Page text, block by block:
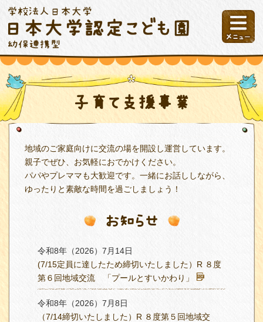
子育て支援事業
地域のご家庭向けに交流の場を開設し運営しています。
親子でぜひ、お気軽におでかけください。
パパやプレママも大歓迎です。一緒にお話ししながら、
ゆったりと素敵な時間を過ごしましょう！
お知らせ
令和8年（2026）7月14日
(7/15定員に達したため締切いたしました）R ８度
第６回地域交流 「プールとすいかわり」
令和8年（2026）7月8日
（7/14締切いたしました）R ８度第５回地域交